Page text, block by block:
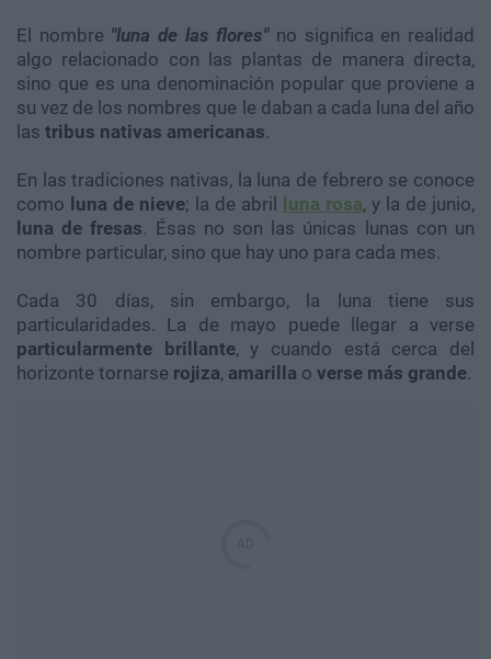
El nombre "luna de las flores"no significa en realidad
algo relacionado con las plantas de manera directa,
sino que es una denominación popular que proviene a
su vez de los nombres que le daban a cada luna del año
las tribus nativas americanas.
En las tradiciones nativas, la luna de febrero se conoce
como luna de nieve; la de abril luna rosa, y la de junio,
luna de fresas. Ésas no son las únicas lunas con un
nombre particular, sino que hay uno para cada mes.
Cada 30 días, sin embargo, la luna tiene sus
particularidades. La de mayo puede llegar a verse
particularmente brillante, y cuando está cerca del
horizonte tornarse rojiza, amarilla o verse más grande.